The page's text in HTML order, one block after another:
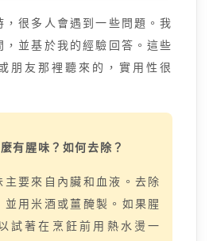
很多人會遇到一些問題。我
並基於我的經驗回答。這些
朋友那裡聽來的，實用性很
有腥味？如何去除？
主要來自內臟和血液。去除
並用米酒或薑醃製。如果腥
試著在烹飪前用熱水燙一